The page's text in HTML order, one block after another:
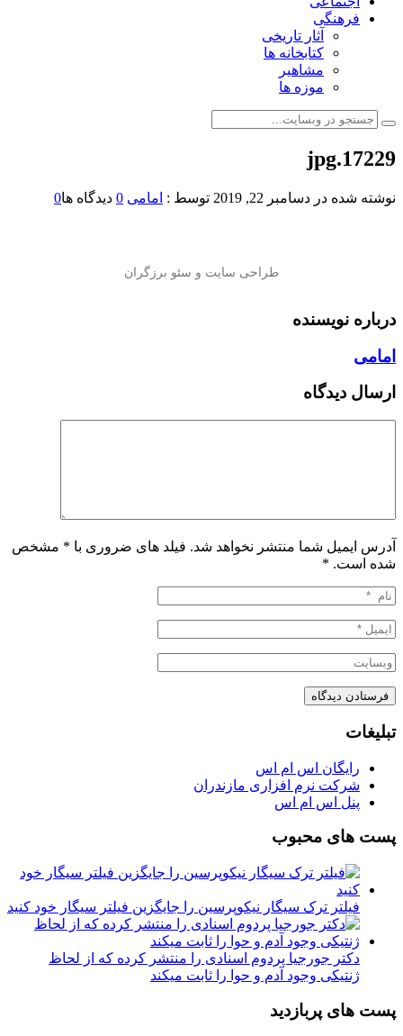
فرهنگی
آثار تاریخی
کتابخانه ها
مشاهیر
موزه ها
17229.jpg
نوشته شده در دسامبر 22, 2019 توسط : امامی 0 دیدگاه ها0
درباره نویسنده
امامی
ارسال دیدگاه
آدرس ایمیل شما منتشر نخواهد شد. فیلد های ضروری با * مشخص
شده است. *
تبلیغات
رایگان اس ام اس
شرکت نرم افزاری مازندران
پنل اس ام اس
پست های محبوب
فیلتر ترک سیگار نیکوپرسین را جایگزین فیلتر سیگار خود کنید
دکتر جورجیا پردوم اسنادی را منتشر کرده که از لحاظ
ژنتیکی وجود آدم و حوا را ثابت میکند
پست های پربازدید